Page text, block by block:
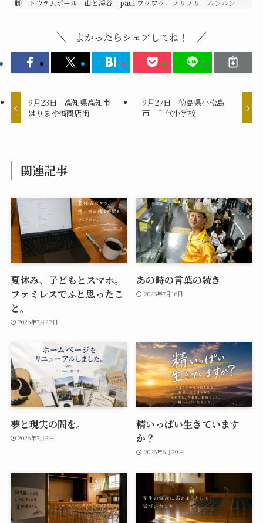
脚 トウテムポール 山と渓谷 paul ワクワク ノリノリ ルンルン
よかったらシェアしてね！
9月23日 高知県高知市
はりまや橋商店街
9月27日 徳島県小松島
市 千代小学校
関連記事
夏休み、子どもとスマホ。
ファミレスでふと思ったこ
と。
2026年7月22日
あの時の言葉の続き
2026年7月16日
夢と現実の間を。
2026年7月3日
精いっぱい生きています
か？
2026年6月29日